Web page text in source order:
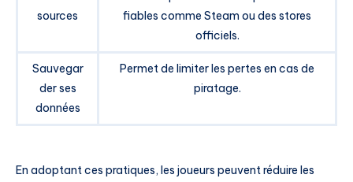
sources
fiables comme Steam ou des stores
officiels.
Sauvegar
der ses
données
Permet de limiter les pertes en cas de
piratage.
En adoptant ces pratiques, les joueurs peuvent réduire les